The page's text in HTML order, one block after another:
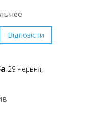
Відповісти
29 Червня,